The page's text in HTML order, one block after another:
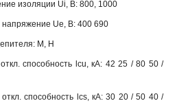
изоляции Ui, B: 800, 1000
Ue, B: 400 690
M, H
способность lcu, кА: 42 25 / 80 50 /
способность lcs, кА: 30 20 / 50 40 /